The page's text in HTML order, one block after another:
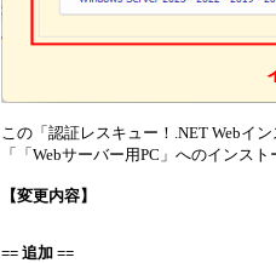
この「認証レスキュー！.NET Webイ
「「Webサーバー用PC」へのインスト
【変更内容】
== 追加 ==